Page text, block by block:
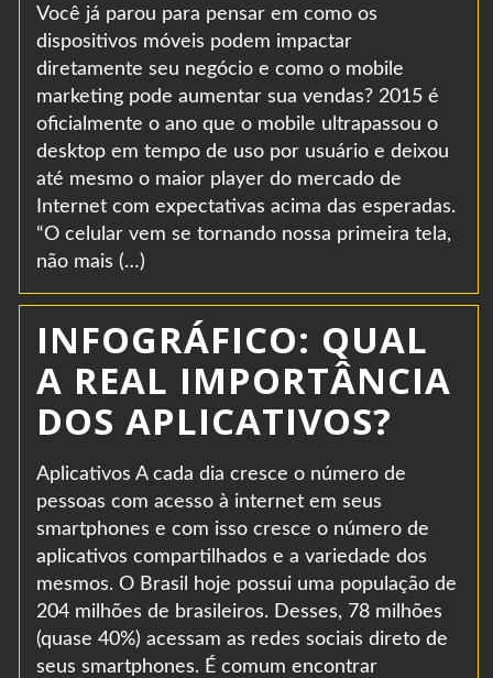
Você já parou para pensar em como os
dispositivos móveis podem impactar
diretamente seu negócio e como o mobile
marketing pode aumentar sua vendas? 2015 é
oficialmente o ano que o mobile ultrapassou o
desktop em tempo de uso por usuário e deixou
até mesmo o maior player do mercado de
Internet com expectativas acima das esperadas.
“O celular vem se tornando nossa primeira tela,
não mais (…)
INFOGRÁFICO: QUAL
A REAL IMPORTÂNCIA
DOS APLICATIVOS?
Aplicativos A cada dia cresce o número de
pessoas com acesso à internet em seus
smartphones e com isso cresce o número de
aplicativos compartilhados e a variedade dos
mesmos. O Brasil hoje possui uma população de
204 milhões de brasileiros. Desses, 78 milhões
(quase 40%) acessam as redes sociais direto de
seus smartphones. É comum encontrar